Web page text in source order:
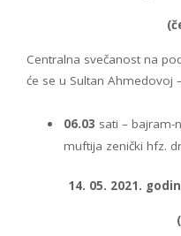
Centralna svečanost na
će se u Sultan Ahmedovoj
06.03 sati – bajram-
muftija zenički hfz.
14. 05. 2021.